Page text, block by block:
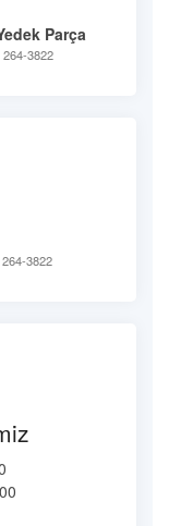
Parça
3822
3822